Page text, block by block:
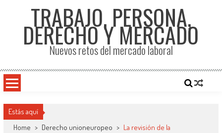
TRABAJO, PERSONA,
DERECHO Y MERCADO
Nuevos retos del mercado laboral
Estás aquí
Home > Derecho unioneuropeo > La revisión de la